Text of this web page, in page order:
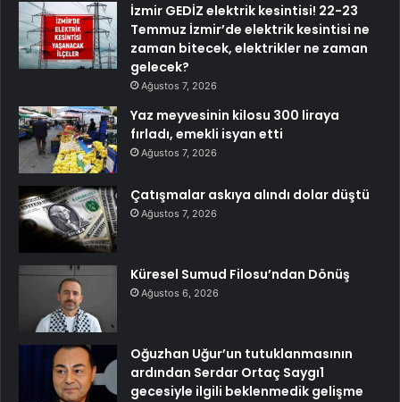
İzmir GEDİZ elektrik kesintisi! 22-23
Temmuz İzmir’de elektrik kesintisi ne
zaman bitecek, elektrikler ne zaman
gelecek?
Ağustos 7, 2026
Yaz meyvesinin kilosu 300 liraya
fırladı, emekli isyan etti
Ağustos 7, 2026
Çatışmalar askıya alındı dolar düştü
Ağustos 7, 2026
Küresel Sumud Filosu’ndan Dönüş
Ağustos 6, 2026
Oğuzhan Uğur’un tutuklanmasının
ardından Serdar Ortaç Saygı1
gecesiyle ilgili beklenmedik gelişme